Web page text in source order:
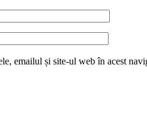
emailul și site-ul web în acest